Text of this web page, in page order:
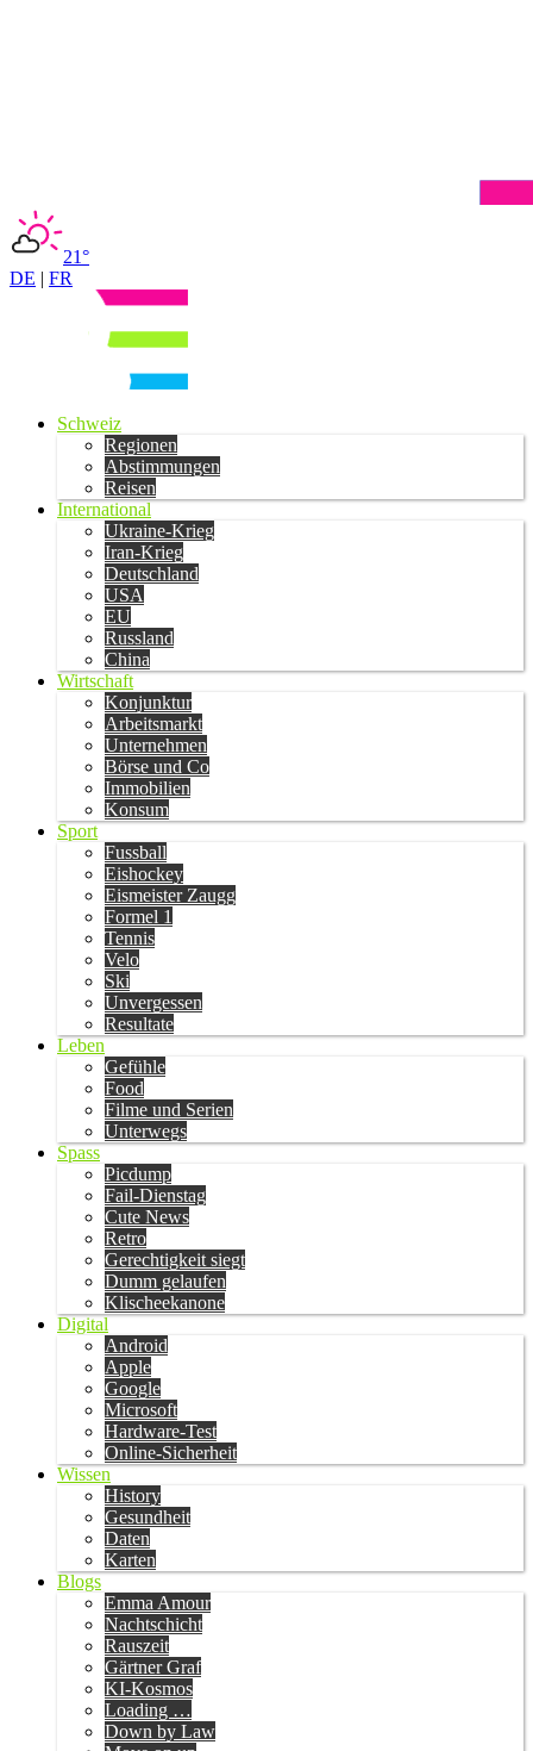
21°
DE | FR
Schweiz
Regionen
Abstimmungen
Reisen
International
Ukraine-Krieg
Iran-Krieg
Deutschland
USA
EU
Russland
China
Wirtschaft
Konjunktur
Arbeitsmarkt
Unternehmen
Börse und Co
Immobilien
Konsum
Sport
Fussball
Eishockey
Eismeister Zaugg
Formel 1
Tennis
Velo
Ski
Unvergessen
Resultate
Leben
Gefühle
Food
Filme und Serien
Unterwegs
Spass
Picdump
Fail-Dienstag
Cute News
Retro
Gerechtigkeit siegt
Dumm gelaufen
Klischeekanone
Digital
Android
Apple
Google
Microsoft
Hardware-Test
Online-Sicherheit
Wissen
History
Gesundheit
Daten
Karten
Blogs
Emma Amour
Nachtschicht
Rauszeit
Gärtner Graf
KI-Kosmos
Loading …
Down by Law